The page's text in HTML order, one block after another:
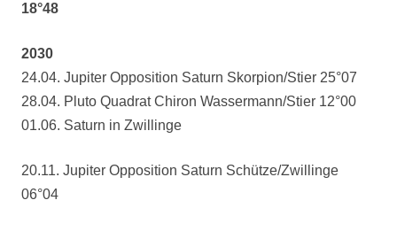
18°48
2030
24.04. Jupiter Opposition Saturn Skorpion/Stier 25°07
28.04. Pluto Quadrat Chiron Wassermann/Stier 12°00
01.06. Saturn in Zwillinge
20.11. Jupiter Opposition Saturn Schütze/Zwillinge
06°04